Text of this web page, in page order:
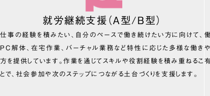
就労継続支援（A型/B型）
仕事の経験を積みたい、自分のペースで働き続けたい方に向けて、
PC解体、在宅作業、バーチャル業務など特性に応じた多様な働き
方を提供しています。作業を通じてスキルや役割経験を積み重ねるこ
とで、社会参加や次のステップにつながる土台づくりを支援します。